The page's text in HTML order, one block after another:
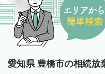
愛知県 豊橋市の相続放